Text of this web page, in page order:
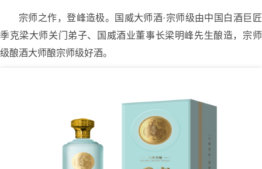
宗师之作，登峰造极。国威大师酒·宗师级由中国白酒巨匠
季克梁大师关门弟子、国威酒业董事长梁明峰先生酿造，宗师
级酿酒大师酿宗师级好酒。